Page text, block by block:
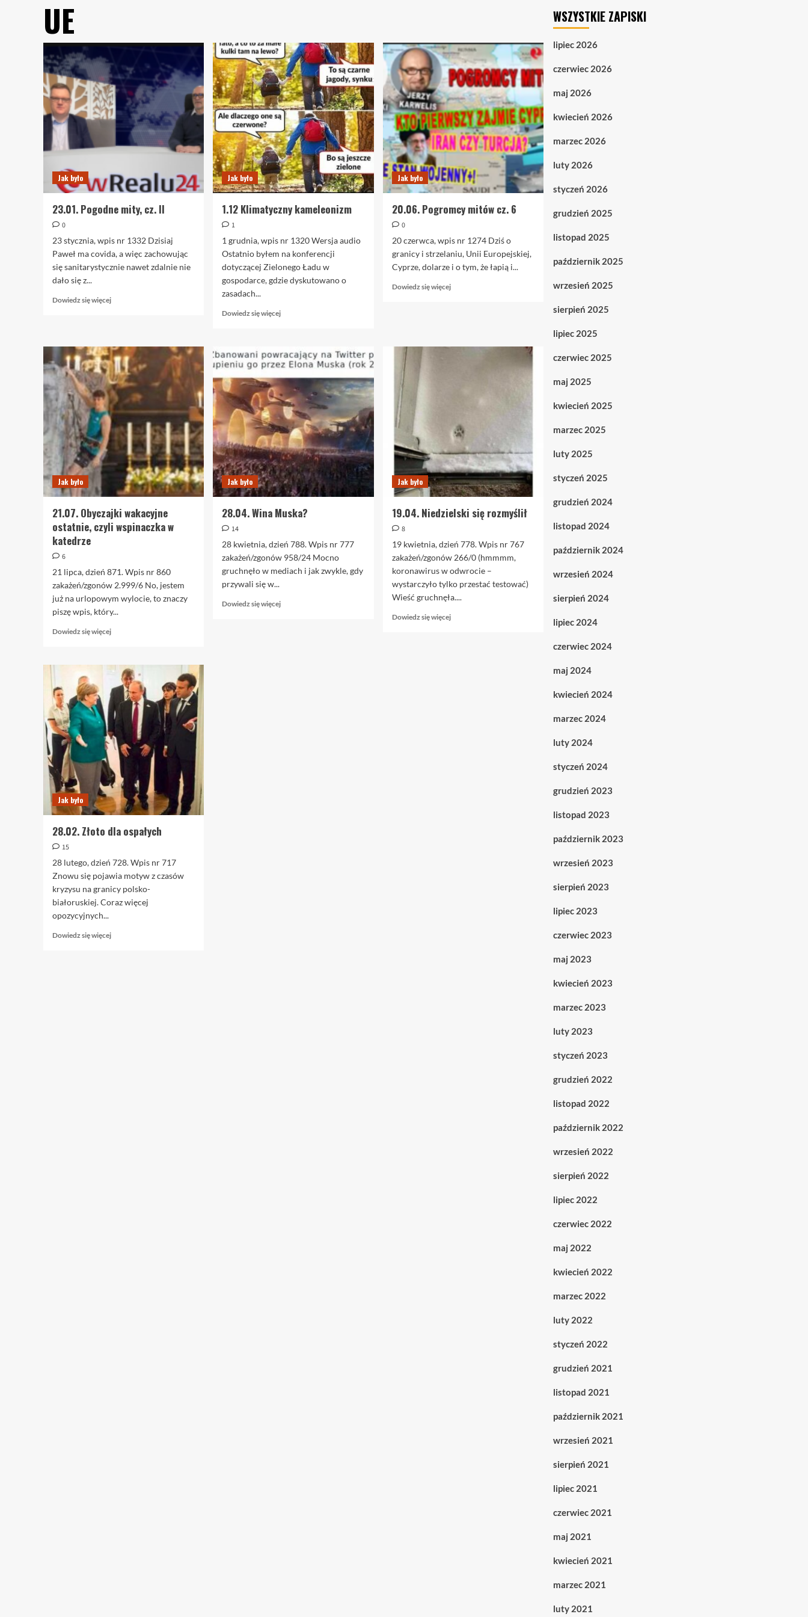
UE
Jak było
23.01. Pogodne mity, cz. II
0
23 stycznia, wpis nr 1332 Dzisiaj
Paweł ma covida, a więc zachowując
się sanitarystycznie nawet zdalnie nie
dało się z...
Dowiedz się więcejDowiedz
Pogodne
mity,
cz.
II
Jak było
1.12 Klimatyczny kameleonizm
1
1 grudnia, wpis nr 1320 Wersja audio
Ostatnio byłem na konferencji
dotyczącej Zielonego Ładu w
gospodarce, gdzie dyskutowano o
zasadach...
Dowiedz się więcejDowiedz
1.12
Klimatyczny
kameleonizm
Jak było
20.06. Pogromcy mitów cz. 6
0
20 czerwca, wpis nr 1274 Dziś o
granicy i strzelaniu, Unii Europejskiej,
Cyprze, dolarze i o tym, że łapią i...
Dowiedz się więcejDowiedz
Jak było
21.07. Obyczajki wakacyjne
ostatnie, czyli wspinaczka w
katedrze
6
21 lipca, dzień 871. Wpis nr 860
zakażeń/zgonów 2.999/6 No, jestem
już na urlopowym wylocie, to znaczy
piszę wpis, który...
Dowiedz się więcejDowiedz
o
21.07.
Obyczajki
wakacyjne
ostatnie,
czyli
wspinaczka
w
katedrze
Jak było
28.04. Wina Muska?
14
28 kwietnia, dzień 788. Wpis nr 777
zakażeń/zgonów 958/24 Mocno
gruchnęło w mediach i jak zwykle, gdy
przywali się w...
Dowiedz się więcejDowiedz
Jak było
19.04. Niedzielski się rozmyślił
8
19 kwietnia, dzień 778. Wpis nr 767
zakażeń/zgonów 266/0 (hmmmm,
koronawirus w odwrocie –
wystarczyło tylko przestać testować)
Wieść gruchnęła....
Dowiedz się więcejDowiedz
Jak było
28.02. Złoto dla ospałych
15
28 lutego, dzień 728. Wpis nr 717
Znowu się pojawia motyw z czasów
kryzysu na granicy polsko-
białoruskiej. Coraz więcej
opozycyjnych...
Dowiedz się więcejDowiedz
WSZYSTKIE ZAPISKI
lipiec 2026
czerwiec 2026
maj 2026
kwiecień 2026
marzec 2026
luty 2026
styczeń 2026
grudzień 2025
listopad 2025
październik 2025
wrzesień 2025
sierpień 2025
lipiec 2025
czerwiec 2025
maj 2025
kwiecień 2025
marzec 2025
luty 2025
styczeń 2025
grudzień 2024
listopad 2024
październik 2024
wrzesień 2024
sierpień 2024
lipiec 2024
czerwiec 2024
maj 2024
kwiecień 2024
marzec 2024
luty 2024
styczeń 2024
grudzień 2023
listopad 2023
październik 2023
wrzesień 2023
sierpień 2023
lipiec 2023
czerwiec 2023
maj 2023
kwiecień 2023
marzec 2023
luty 2023
styczeń 2023
grudzień 2022
listopad 2022
październik 2022
wrzesień 2022
sierpień 2022
lipiec 2022
czerwiec 2022
maj 2022
kwiecień 2022
marzec 2022
luty 2022
styczeń 2022
grudzień 2021
listopad 2021
październik 2021
wrzesień 2021
sierpień 2021
lipiec 2021
czerwiec 2021
maj 2021
kwiecień 2021
marzec 2021
luty 2021